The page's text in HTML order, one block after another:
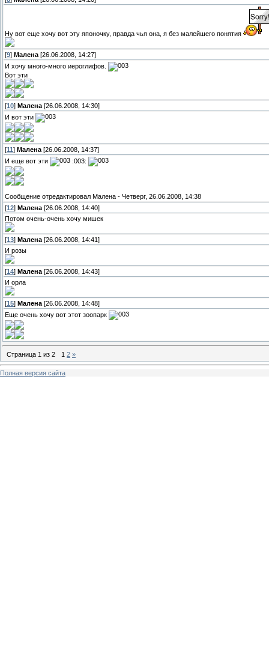
Ну вот еще хочу вот эту японочку, правда чья она, я без малейшего понятия
[9] Малена [26.06.2008, 14:27]
И хочу много-много иероглифов.
Вот эти
[10] Малена [26.06.2008, 14:30]
И вот эти
[11 ] Малена [26.06.2008, 14:37]
И еще вот эти
:003:
Сообщение отредактировал Малена - Четверг, 26.06.2008, 14:38
[12] Малена [26.06.2008, 14:40]
Потом очень-очень хочу мишек
[13] Малена [26.06.2008, 14:41]
И розы
[14] Малена [26.06.2008, 14:43]
И орла
[15] Малена [26.06.2008, 14:48]
Еще очень хочу вот этот зоопарк
Страница 1 из 2 1 2 »
Полная версия сайта